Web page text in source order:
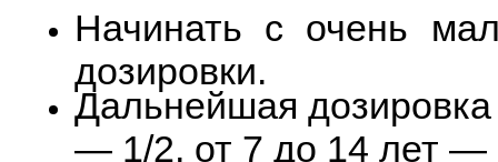
Начинать с очень
дозировки.
Дальнейшая дозировка
— 1/2, от 7 до 14 лет —